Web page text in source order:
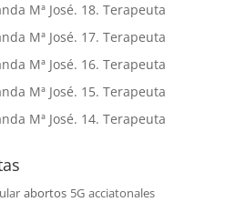
Mª José. 18. Terapeuta
Mª José. 17. Terapeuta
Mª José. 16. Terapeuta
Mª José. 15. Terapeuta
Mª José. 14. Terapeuta
abortos 5G acciatonales